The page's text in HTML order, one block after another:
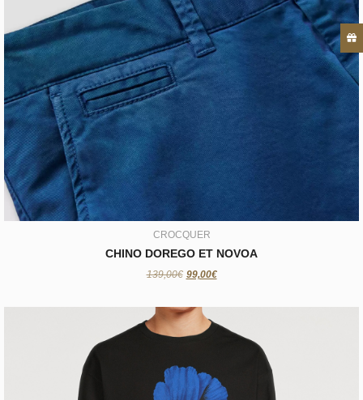
CROCQUER
CHINO DOREGO ET NOVOA
139,00€ 99,00€
CROCQUER
CHINO DOREGO ET NOVOA
99,00€